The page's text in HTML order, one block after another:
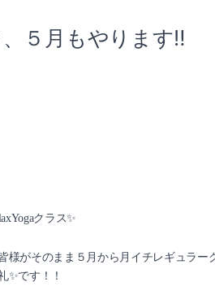
５月もやります‼️
クラス✨
様がそのまま５月から月イチレギュラー
✨です！！